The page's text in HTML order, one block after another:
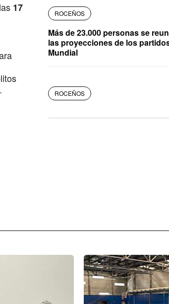
17
.
ROCEÑOS
Más de 23.000 personas se
las proyecciones de los
Mundial
ROCEÑOS